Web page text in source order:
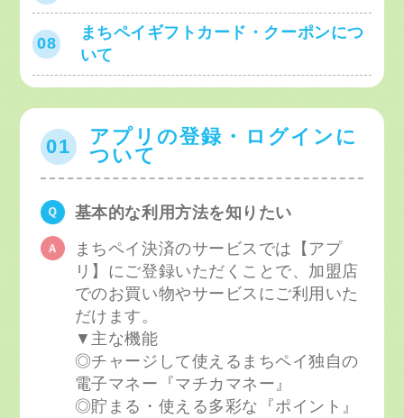
08
まちペイギフトカード・クーポンにつ
いて
01
アプリの登録・ログインに
ついて
基本的な利用方法を知りたい
まちペイ決済のサービスでは【アプ
リ】にご登録いただくことで、加盟店
でのお買い物やサービスにご利用いた
だけます。
▼主な機能
◎チャージして使えるまちペイ独自の
電子マネー『マチカマネー』
◎貯まる・使える多彩な『ポイント』